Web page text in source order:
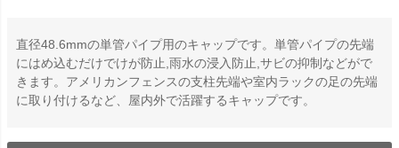
直径48.6mmの単管パイプ用のキャップです。単管パイプの先端
にはめ込むだけでけが防止,雨水の浸入防止,サビの抑制などがで
きます。アメリカンフェンスの支柱先端や室内ラックの足の先端
に取り付けるなど、屋内外で活躍するキャップです。